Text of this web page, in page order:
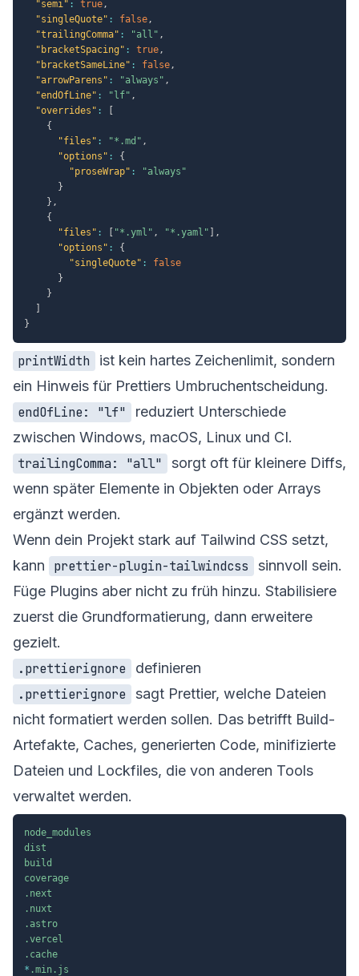
"semi" : true,
"singleQuote" : false,
"trailingComma" : "all" ,
"bracketSpacing" : true,
"bracketSameLine" : false,
"arrowParens" : "always" ,
"endOfLine" : "lf" ,
"overrides" :
{
"files" : "*.md" ,
"options" :
{
"proseWrap" :
"always"
}
} ,
{
"files" : "*.yml" , "*.yaml"
,
"options" :
{
"singleQuote" :
false
}
}
}
printWidth
ist kein hartes Zeichenlimit, sondern
ein Hinweis für Prettiers Umbruchentscheidung.
endOfLine: "lf"
reduziert Unterschiede
zwischen Windows, macOS, Linux und CI.
trailingComma: "all"
sorgt oft für kleinere Diffs,
wenn später Elemente in Objekten oder Arrays
ergänzt werden.
Wenn dein Projekt stark auf Tailwind CSS setzt,
kann
prettier-plugin-tailwindcss
sinnvoll sein.
Füge Plugins aber nicht zu früh hinzu. Stabilisiere
zuerst die Grundformatierung, dann erweitere
gezielt.
.prettierignore
definieren
.prettierignore
sagt Prettier, welche Dateien
nicht formatiert werden sollen. Das betrifft Build-
Artefakte, Caches, generierten Code, minifizierte
Dateien und Lockfiles, die von anderen Tools
verwaltet werden.
node_modules
dist
build
coverage
.next
.nuxt
.astro
.vercel
.cache
* .min.js